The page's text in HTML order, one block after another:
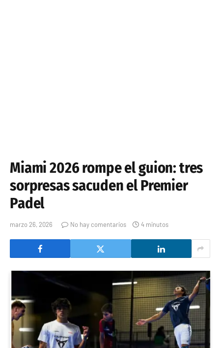
Miami 2026 rompe el guion: tres
sorpresas sacuden el Premier
Padel
marzo 26, 2026 No hay comentarios 4 minutos